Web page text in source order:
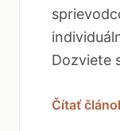
Dozviete
Čítať